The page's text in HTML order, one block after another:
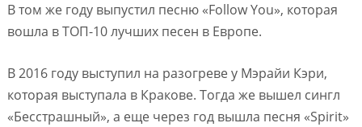
В том же году выпустил песню «Follow You», которая
вошла в ТОП-10 лучших песен в Европе.
В 2016 году выступил на разогреве у Мэрайи Кэри,
которая выступала в Кракове. Тогда же вышел сингл
«Бесстрашный», а еще через год вышла песня «Spirit»